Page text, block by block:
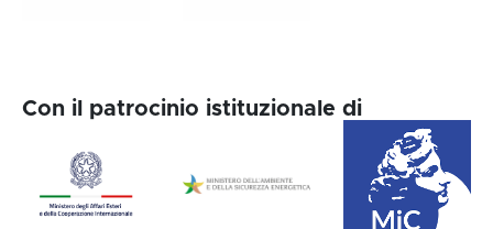
Con il patrocinio istituzionale di